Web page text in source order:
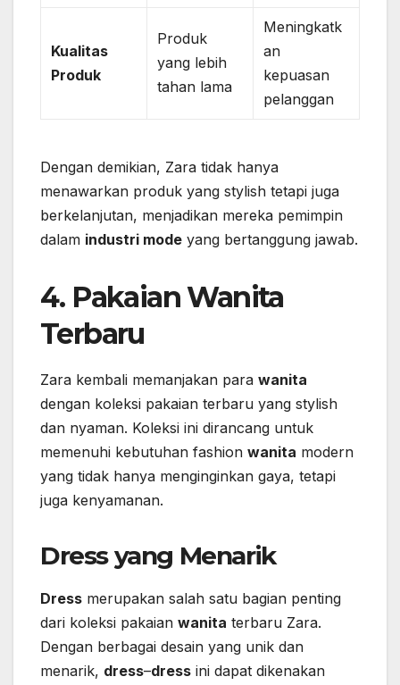
Kualitas
Produk
Produk
yang lebih
tahan lama
Meningkatk
an
kepuasan
pelanggan
Dengan demikian, Zara tidak hanya
menawarkan produk yang stylish tetapi juga
berkelanjutan, menjadikan mereka pemimpin
dalam industri mode yang bertanggung jawab.
4. Pakaian Wanita
Terbaru
Zara kembali memanjakan para wanita
dengan koleksi pakaian terbaru yang stylish
dan nyaman. Koleksi ini dirancang untuk
memenuhi kebutuhan fashion wanita modern
yang tidak hanya menginginkan gaya, tetapi
juga kenyamanan.
Dress yang Menarik
Dress merupakan salah satu bagian penting
dari koleksi pakaian wanita terbaru Zara.
Dengan berbagai desain yang unik dan
menarik, dress–dress ini dapat dikenakan